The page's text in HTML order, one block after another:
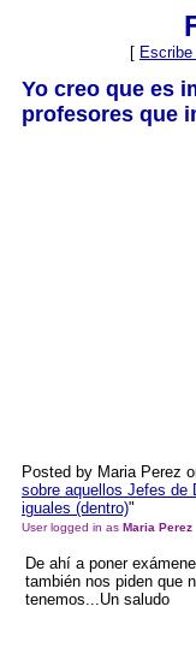
[
Yo creo que es
profesores que
Posted by Maria Perez
sobre aquellos Jefes de
iguales (dentro)"
User logged in as Maria Perez
De ahí a poner
también nos piden que
tenemos...Un saludo